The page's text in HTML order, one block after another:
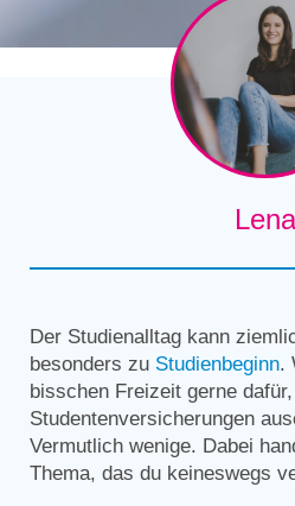
Lena
Der Studienalltag kann
besonders zu Studienbeginn.
bisschen Freizeit gerne
Studentenversicherungen
Vermutlich wenige. Dabei
Thema, das du keineswegs